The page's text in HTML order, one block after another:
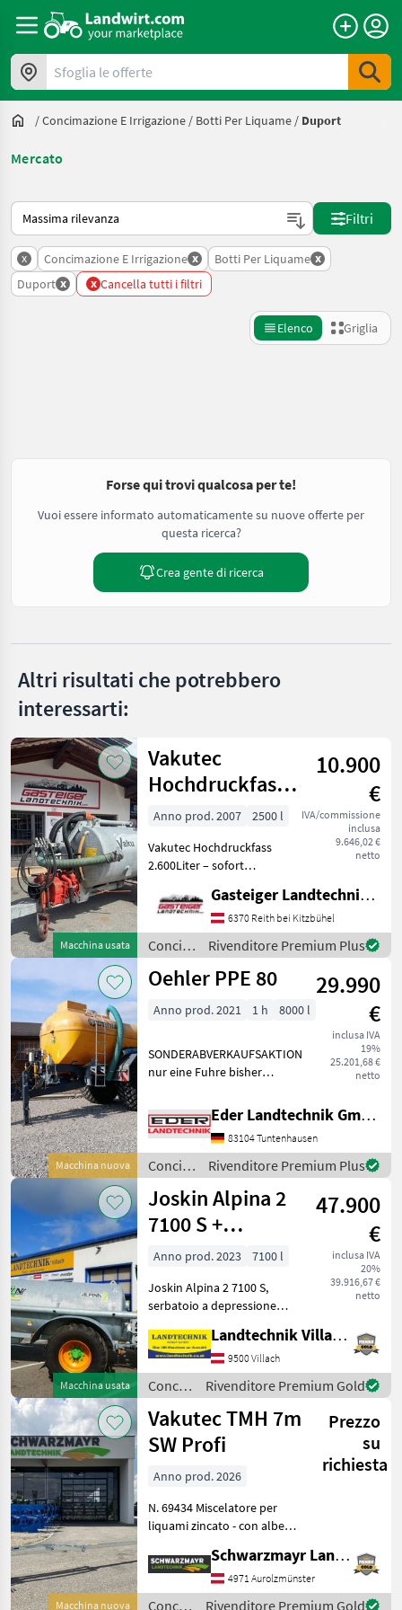
Sfoglia le offerte
/Concimazione E Irrigazione / Botti Per Liquame / Duport
Mercato
Ecco come viene ordinato su Landwirt.com
Filtri
x Concimazione E Irrigazione x Botti Per Liquame x
Duport x x Cancella tutti i filtri
Elenco Griglia
Forse qui trovi qualcosa per te!
Vuoi essere informato automaticamente su nuove offerte per
questa ricerca?
Crea gente di ricerca
Altri risultati che potrebbero
interessarti:
Macchina usata
Vakutec
Hochdruckfass
2600 Liter
10.900
€
IVA/commissione
inclusa
9.646,02 €
netto
Anno prod. 2007
2500 l
Vakutec Hochdruckfass
2.600Liter – sofort
steht ein Vakutec
Hochdruckfass mit 2.500
Litern Fassungsvermögen,
Baujahr 2007 Das Fass wu
Gasteiger Landtechnik GmbH
6370 Reith bei Kitzbühel
Concimazione
e
irrigazione
Vakutec
Rivenditore Premium Plus
Macchina nuova
Oehler PPE 80
29.990
€
inclusa IVA
19%
25.201,68 €
netto
Anno prod. 2021 1 h 8000 l
SONDERABVERKAUFSAKTION
nur eine Fuhre bisher
Exzenterschneckenpumpe
Behälter: 8.000 ltr. GFK-
Tank - Unterlegkeile -
Dreikammerleuchten -
Schie
Eder Landtechnik GmbH
83104 Tuntenhausen
Concimazione
e
irrigazione
/
Oehler
Rivenditore Premium Plus
Macchina usata
Joskin Alpina 2
7100 S +
spandiconcime a
pattini da 7,5 m
47.900
€
inclusa IVA
20%
39.916,67 €
netto
Anno prod. 2023
7100 l
Joskin Alpina 2 7100 S,
serbatoio a depressione
Pendislide Basic,
distributore a pattino con
larghezza di lavoro di 7, 5
m, idraulico ribaltabile
Landtechnik Villach GmbH
9500 Villach
Concimazione
e
irrigazione
/
Joskin
Rivenditore Premium Gold
Macchina nuova
Vakutec TMH 7m
SW Profi
Prezzo
su
richiesta
Anno prod. 2026
N. 69434 Miscelatore per
liquami zincato - con albero
massiccio lungo 7 m - con
albero di miscelazione
pieno da 37 mm in acciaio
Schwarzmayr Landtechnik GmbH - Aurolzmünster
4971 Aurolzmünster
ConcimazioneRivenditore Premium Gold